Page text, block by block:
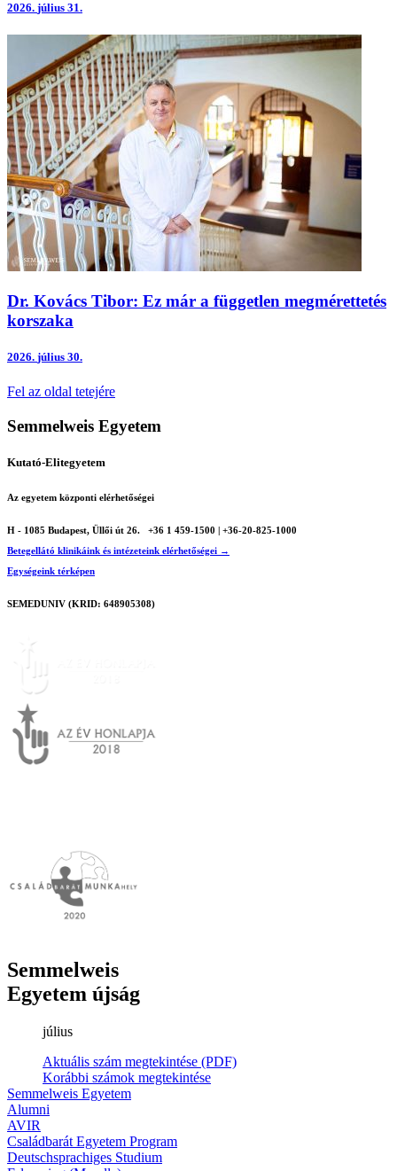
2026. július 31.
Dr. Kovács Tibor: Ez már a független megmérettetés
korszaka
2026. július 30.
Fel az oldal tetejére
Semmelweis Egyetem
Kutató-Elitegyetem
Az egyetem központi elérhetőségei
H - 1085 Budapest, Üllői út 26.
+36 1 459-1500 | +36-20-825-1000
Betegellátó klinikáink és intézeteink elérhetőségei →
Egységeink térképen
SEMEDUNIV (KRID: 648905308)
Semmelweis
Egyetem újság
július
Aktuális szám megtekintése (PDF)
Korábbi számok megtekintése
Semmelweis Egyetem
Alumni
AVIR
Családbarát Egyetem Program
Deutschsprachiges Studium